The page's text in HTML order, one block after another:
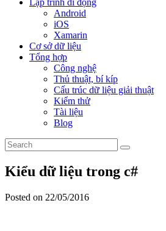
Lập trình di động
Android
iOS
Xamarin
Cơ sở dữ liệu
Tổng hợp
Công nghệ
Thủ thuật, bí kíp
Cấu trúc dữ liệu giải thuật
Kiểm thử
Tài liệu
Blog
Kiểu dữ liệu trong c#
Posted on 22/05/2016